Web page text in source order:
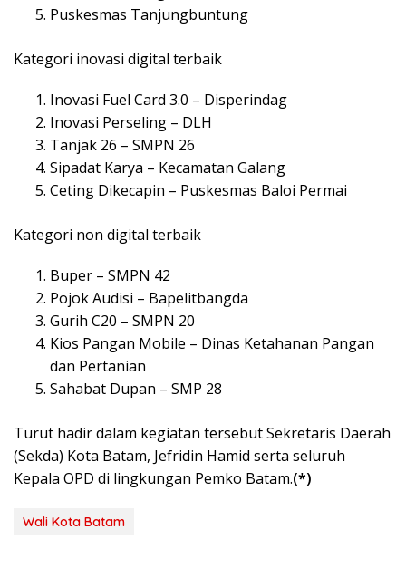
Puskesmas Tanjungbuntung
Kategori inovasi digital terbaik
Inovasi Fuel Card 3.0 – Disperindag
Inovasi Perseling – DLH
Tanjak 26 – SMPN 26
Sipadat Karya – Kecamatan Galang
Ceting Dikecapin – Puskesmas Baloi Permai
Kategori non digital terbaik
Buper – SMPN 42
Pojok Audisi – Bapelitbangda
Gurih C20 – SMPN 20
Kios Pangan Mobile – Dinas Ketahanan Pangan
dan Pertanian
Sahabat Dupan – SMP 28
Turut hadir dalam kegiatan tersebut Sekretaris Daerah
(Sekda) Kota Batam, Jefridin Hamid serta seluruh
Kepala OPD di lingkungan Pemko Batam.(*)
Wali Kota Batam